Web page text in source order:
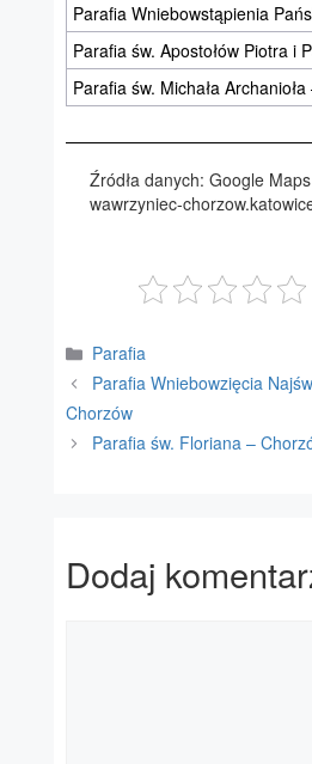
Parafia Wniebowstąpienia
Parafia św. Apostołów Piotra i
Parafia św. Michała
Źródła danych: Google
wawrzyniec-
Kategorie
Parafia
Parafia Wniebowzięcia
Chorzów
Parafia św. Floriana –
Dodaj